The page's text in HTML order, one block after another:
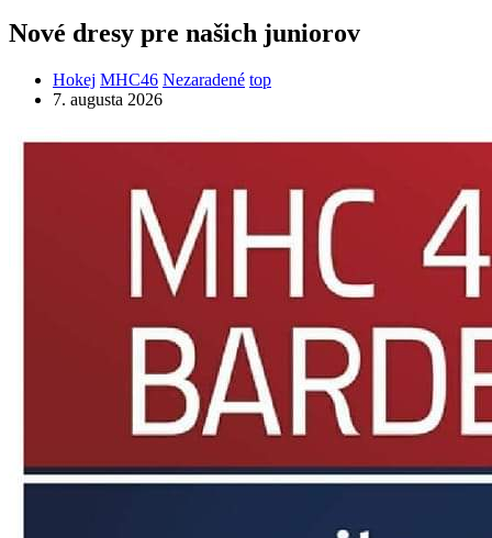
Nové dresy pre našich juniorov
Hokej MHC46 Nezaradené top
7. augusta 2026